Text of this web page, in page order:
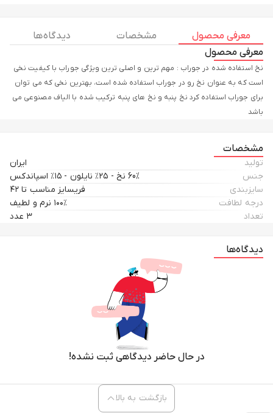
معرفی محصول مشخصات
دیدگاه ها
معرفی محصول
نخ استفاده شده در جوراب : مهم ترین و اصلی ترین ویژگی جوراب با کیفیت نخی
است که به عنوان نخ رو در جوراب استفاده شده است، بهترین نخی که می توان
برای جوراب استفاده کرد نخ پنبه و نخ های پنبه ترکیب شده با الیاف مصنوعی می
باشد
مشخصات
تولید
ایران
جنس
60% نخ - ۲۵٪ نایلون - ۱۵٪ اسپاندکس
سایزبندی
فریسایز مناسب تا ۴۲
درجه لطافت
۱۰۰٪ نرم و لطیف
تعداد
۳ عدد
دیدگاه‌ها
در حال حاضر دیدگاهی ثبت نشده!
بازگشت به بالا